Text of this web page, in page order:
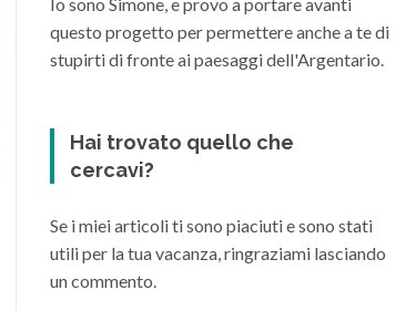
Quali sono i migliori vini della
Maremma Toscana
condizioni climatiche e morfologiche del
suo territorio, riesce a dare vita a grandi
vini di varia...
questo progetto per permettere anche a te di
stupirti di fronte ai paesaggi dell'Argentario.
Hai trovato quello che
cercavi?
Se i miei articoli ti sono piaciuti e sono stati
utili per la tua vacanza, ringraziami lasciando
un commento.